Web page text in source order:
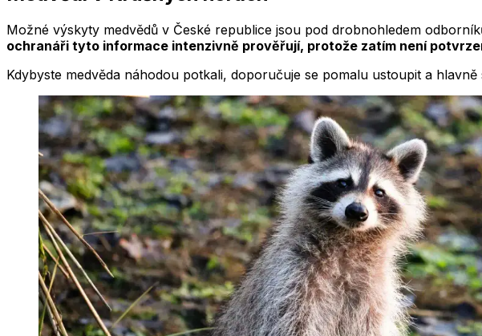
Možné výskyty medvědů v České republice jsou pod drobnohledem
ochranáři tyto informace intenzivně prověřují, protože zatím není
Kdybyste medvěda náhodou potkali, doporučuje se pomalu ustoupit a hlavně